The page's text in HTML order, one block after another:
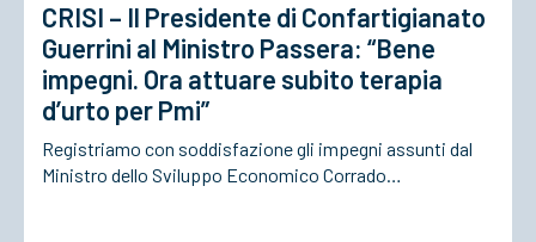
CRISI – Il Presidente di Confartigianato
Guerrini al Ministro Passera: “Bene
impegni. Ora attuare subito terapia
d’urto per Pmi”
Registriamo con soddisfazione gli impegni assunti dal
Ministro dello Sviluppo Economico Corrado…